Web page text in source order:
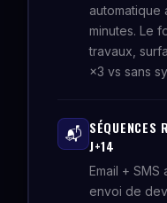
automatique
minutes. Le
travaux,
×3 vs sans
📬
J+14
Email +
envoi de